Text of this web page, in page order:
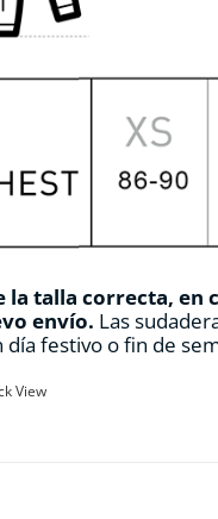
la talla correcta,
envío. Las
día festivo o fin de
View